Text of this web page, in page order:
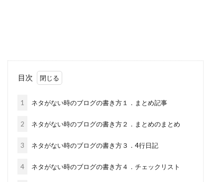
目次
1 ネタがない時のブログの書き方１．まとめ記事
2 ネタがない時のブログの書き方２．まとめのまとめ
3 ネタがない時のブログの書き方３．4行日記
4 ネタがない時のブログの書き方４．チェックリスト